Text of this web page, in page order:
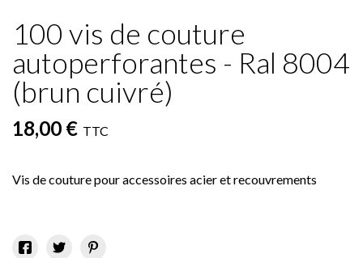
100 vis de couture
autoperforantes - Ral 8004
(brun cuivré)
18,00 € TTC
Vis de couture pour accessoires acier et recouvrements